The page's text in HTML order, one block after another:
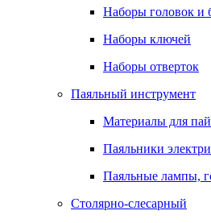
Наборы головок и
Наборы ключей
Наборы отверток
Паяльный инструмент
Материалы для
Паяльники
Паяльные лампы,
Столярно-слесарный